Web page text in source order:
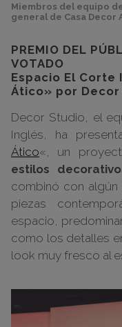
Miembros del equipo
general de Casa Decor
PREMIO DEL
VOTADO
Espacio El Corte
Ático» por
Decor Studio, el
Inglés, ha
Ático«, un
estilos
combinó con
piezas
espacio,
como los detalles
look muy fresco al